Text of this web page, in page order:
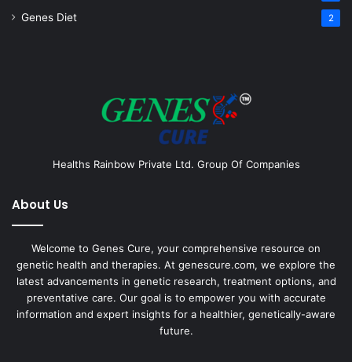
Genes Diet 2
Healths Rainbow Private Ltd. Group Of Companies
About Us
Welcome to Genes Cure, your comprehensive resource on
genetic health and therapies. At genescure.com, we explore the
latest advancements in genetic research, treatment options, and
preventative care. Our goal is to empower you with accurate
information and expert insights for a healthier, genetically-aware
future.